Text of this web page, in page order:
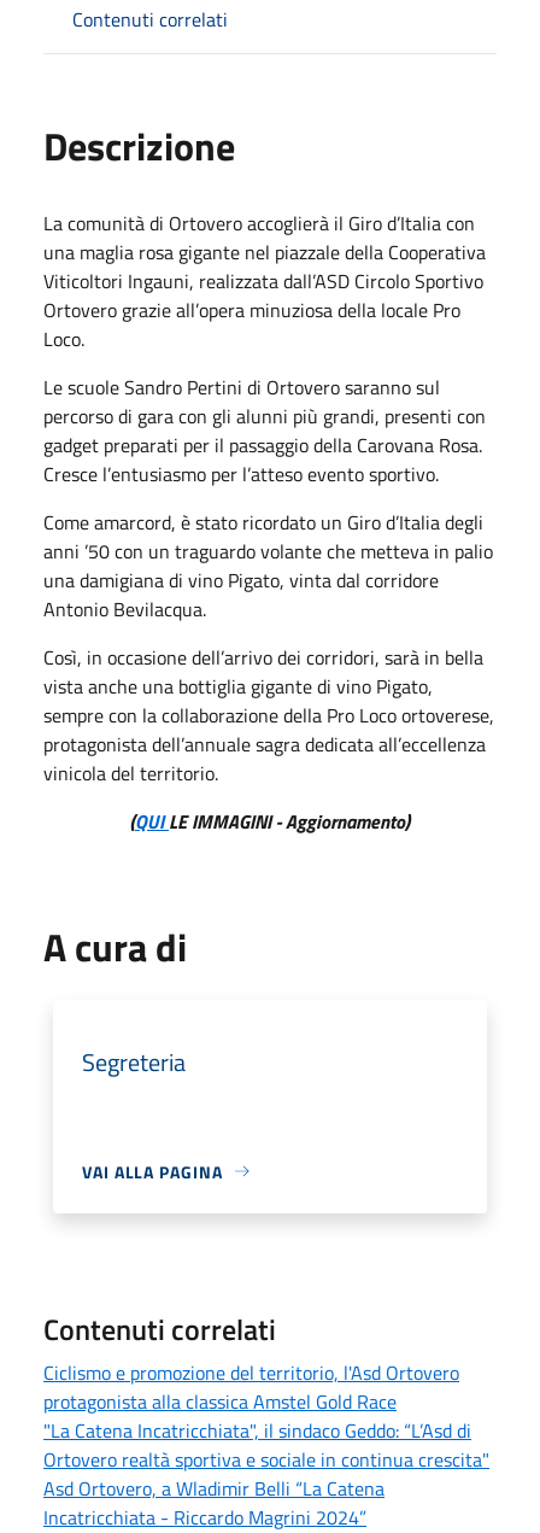
Contenuti correlati
Descrizione
La comunità di Ortovero accoglierà il Giro d’Italia con
una maglia rosa gigante nel piazzale della Cooperativa
Viticoltori Ingauni, realizzata dall’ASD Circolo Sportivo
Ortovero grazie all’opera minuziosa della locale Pro
Loco.
Le scuole Sandro Pertini di Ortovero saranno sul
percorso di gara con gli alunni più grandi, presenti con
gadget preparati per il passaggio della Carovana Rosa.
Cresce l’entusiasmo per l’atteso evento sportivo.
Come amarcord, è stato ricordato un Giro d’Italia degli
anni ’50 con un traguardo volante che metteva in palio
una damigiana di vino Pigato, vinta dal corridore
Antonio Bevilacqua.
Così, in occasione dell’arrivo dei corridori, sarà in bella
vista anche una bottiglia gigante di vino Pigato,
sempre con la collaborazione della Pro Loco ortoverese,
protagonista dell’annuale sagra dedicata all’eccellenza
vinicola del territorio.
(QUILE IMMAGINI - Aggiornamento)
A cura di
Segreteria
VAI ALLA PAGINA
Contenuti correlati
Ciclismo e promozione del territorio, l'Asd Ortovero
protagonista alla classica Amstel Gold Race
"La Catena Incatricchiata", il sindaco Geddo: “L’Asd di
Ortovero realtà sportiva e sociale in continua crescita"
Asd Ortovero, a Wladimir Belli “La Catena
Incatricchiata - Riccardo Magrini 2024”